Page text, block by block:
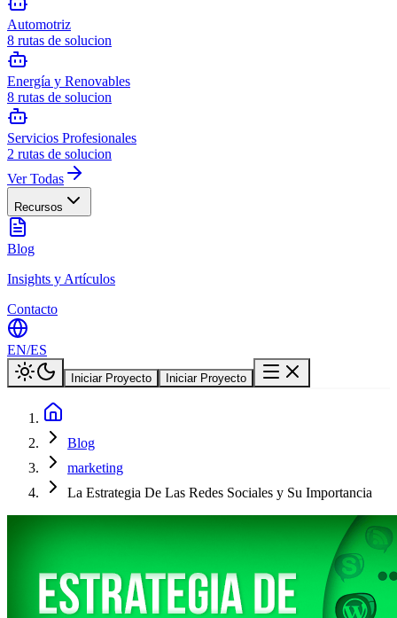
Automotriz
8 rutas de solucion
Energía y Renovables
8 rutas de solucion
Servicios Profesionales
2 rutas de solucion
Ver Todas
Recursos
Blog
Insights y Artículos
Contacto
EN/ES
Iniciar Proyecto Iniciar Proyecto
Blog
marketing
La Estrategia De Las Redes Sociales y Su Importancia